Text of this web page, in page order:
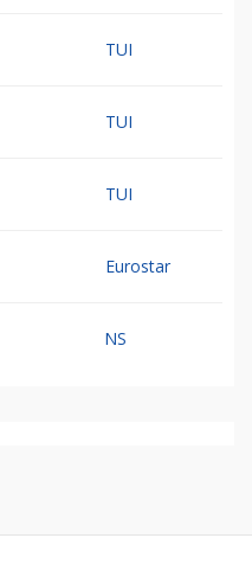
TUI
TUI
TUI
Eurostar
NS